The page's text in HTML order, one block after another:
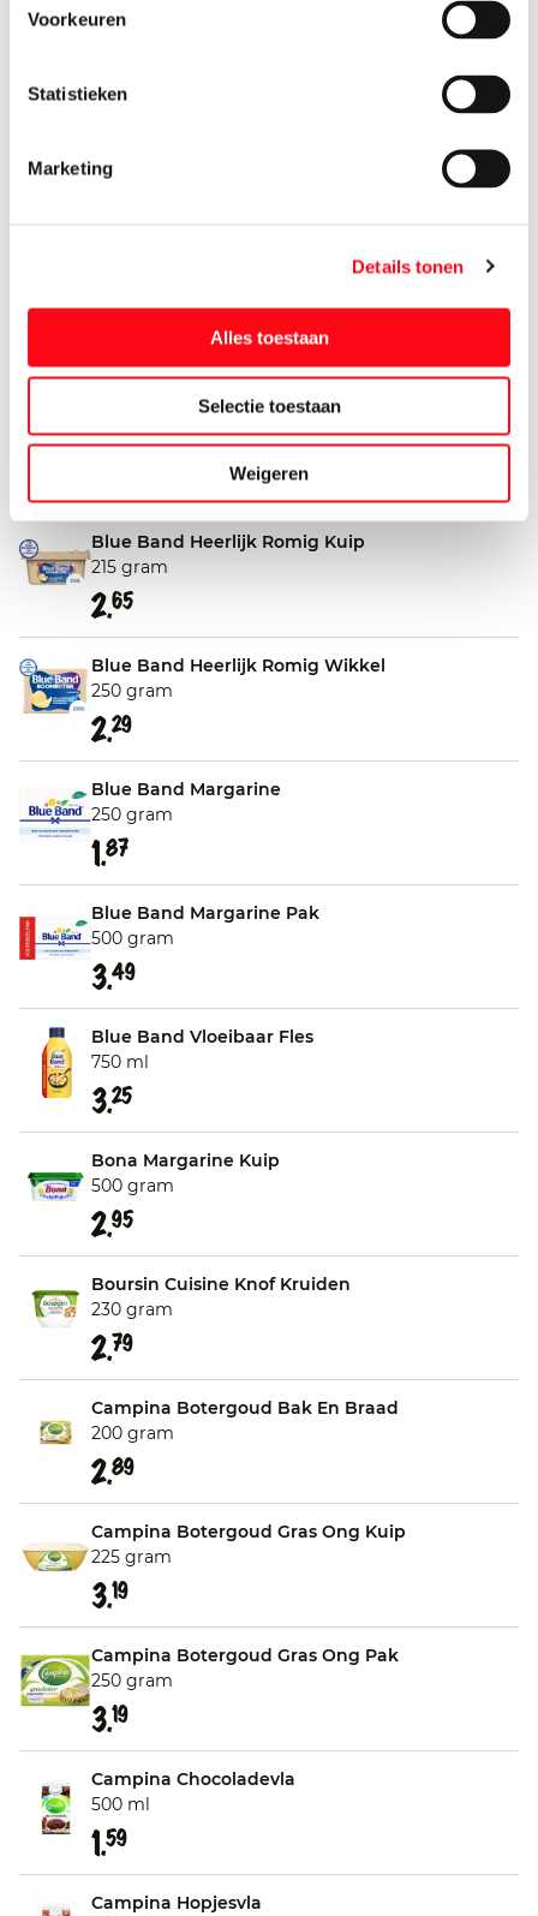
Voorkeuren
Statistieken
Marketing
Details tonen
Alles toestaan
Selectie toestaan
Weigeren
1.55
Blue Band Finesse Koken
1.
Blue Band Halvarine Kuip
500 gram
Blue Band Heerlijk Romig Kuip
215 gram
2.65
Blue Band Heerlijk Romig Wikkel
250 gram
2.29
Blue Band Margarine
250 gram
1.87
Blue Band Margarine Pak
500 gram
3.49
Blue Band Vloeibaar Fles
750 ml
3.25
Bona Margarine Kuip
500 gram
2.95
Boursin Cuisine Knof Kruiden
230 gram
2.79
Campina Botergoud Bak En Braad
200 gram
2.89
Campina Botergoud Gras Ong Kuip
225 gram
3.19
Campina Botergoud Gras Ong Pak
250 gram
3.19
Campina Chocoladevla
500 ml
1.59
Campina Hopjesvla